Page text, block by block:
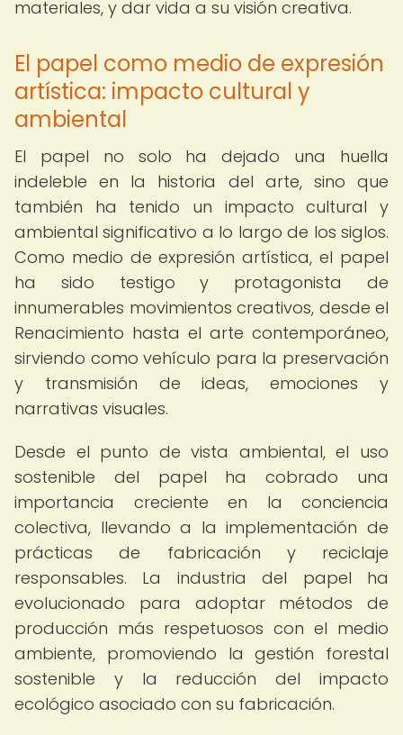
materiales, y dar vida a su visión creativa.
El papel como medio de expresión
artística: impacto cultural y
ambiental
El papel no solo ha dejado una huella
indeleble en la historia del arte, sino que
también ha tenido un impacto cultural y
ambiental significativo a lo largo de los siglos.
Como medio de expresión artística, el papel
ha sido testigo y protagonista de
innumerables movimientos creativos, desde el
Renacimiento hasta el arte contemporáneo,
sirviendo como vehículo para la preservación
y transmisión de ideas, emociones y
narrativas visuales.
Desde el punto de vista ambiental, el uso
sostenible del papel ha cobrado una
importancia creciente en la conciencia
colectiva, llevando a la implementación de
prácticas de fabricación y reciclaje
responsables. La industria del papel ha
evolucionado para adoptar métodos de
producción más respetuosos con el medio
ambiente, promoviendo la gestión forestal
sostenible y la reducción del impacto
ecológico asociado con su fabricación.